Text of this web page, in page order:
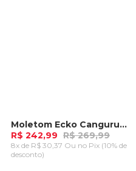
-10%Moletom Ecko Canguru Aberto Cinza Mescla
R$ 242,99 R$ 269,99
8x de R$ 30,37 Ou no Pix (10% de
desconto)